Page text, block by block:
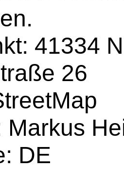
41334
26
Markus
DE